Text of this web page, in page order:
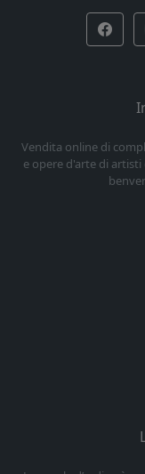
Vendita online di
e opere d'arte di